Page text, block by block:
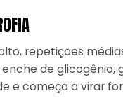
repetições
de glicogênio,
e começa a virar